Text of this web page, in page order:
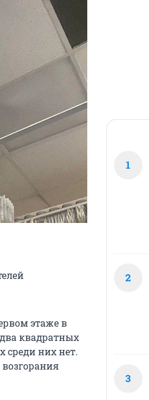
этаже в
квадратных
среди них нет.
1
2
3